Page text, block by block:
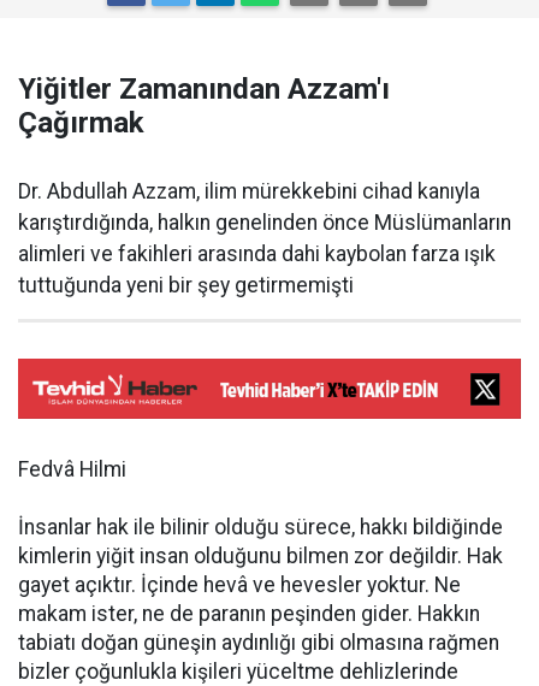
Yiğitler Zamanından Azzam'ı
Çağırmak
Dr. Abdullah Azzam, ilim mürekkebini cihad kanıyla
karıştırdığında, halkın genelinden önce Müslümanların
alimleri ve fakihleri arasında dahi kaybolan farza ışık
tuttuğunda yeni bir şey getirmemişti
Fedvâ Hilmi
İnsanlar hak ile bilinir olduğu sürece, hakkı bildiğinde
kimlerin yiğit insan olduğunu bilmen zor değildir. Hak
gayet açıktır. İçinde hevâ ve hevesler yoktur. Ne
makam ister, ne de paranın peşinden gider. Hakkın
tabiatı doğan güneşin aydınlığı gibi olmasına rağmen
bizler çoğunlukla kişileri yüceltme dehlizlerinde